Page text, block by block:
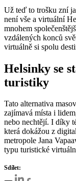
Už teď to trošku zní
není vše a virtuální
mnohem
vzdálených konců
virtuálně si spolu
Helsinky se
turistiky
Tato alternativa
zajímavá místa i
nebo nechtějí. I díky
která dokážou z
metropole Jana
typu turistické
Sdílet: